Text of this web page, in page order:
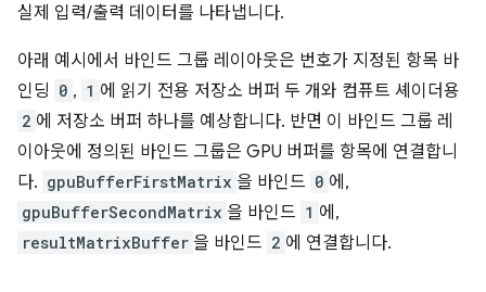
실제 입력/출력 데이터를 나타냅니다.
아래 예시에서 바인드 그룹 레이아웃은 번호가 지정된 항목 바
인딩 0 , 1 에 읽기 전용 저장소 버퍼 두 개와 컴퓨트 셰이더용
2 에 저장소 버퍼 하나를 예상합니다. 반면 이 바인드 그룹 레
이아웃에 정의된 바인드 그룹은 GPU 버퍼를 항목에 연결합니
다. gpuBufferFirstMatrix 을 바인드 0 에,
gpuBufferSecondMatrix 을 바인드 1 에,
resultMatrixBuffer 을 바인드 2 에 연결합니다.